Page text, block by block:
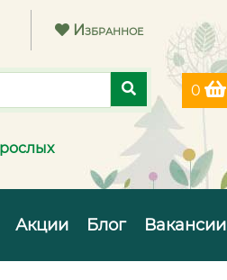
Избранное
0
Акции Блог Вакансии